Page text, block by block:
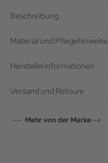
Beschreibung
Material und Pflegehinweise
Herstellerinformationen
Versand und Retoure
Mehr von der Marke